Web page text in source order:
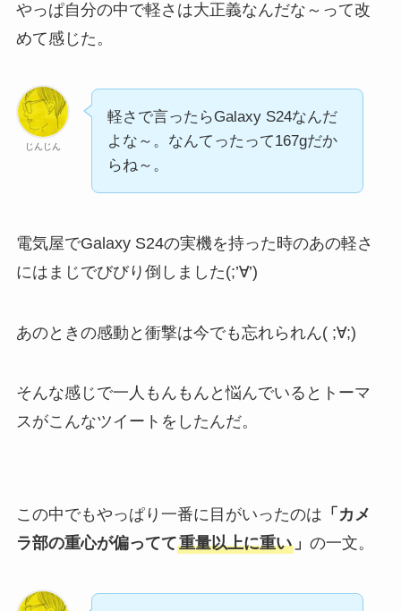
やっぱ自分の中で軽さは大正義なんだな～って改
めて感じた。
じんじん
軽さで言ったらGalaxy S24なんだ
よな～。なんてったって167gだか
らね～。
電気屋でGalaxy S24の実機を持った時のあの軽さ
にはまじでびびり倒しました(;’∀’)
あのときの感動と衝撃は今でも忘れられん( ;∀;)
そんな感じで一人もんもんと悩んでいるとトーマ
スがこんなツイートをしたんだ。
この中でもやっぱり一番に目がいったのは 「カメ
ラ部の重心が偏ってて重量以上に重い」 の一文。